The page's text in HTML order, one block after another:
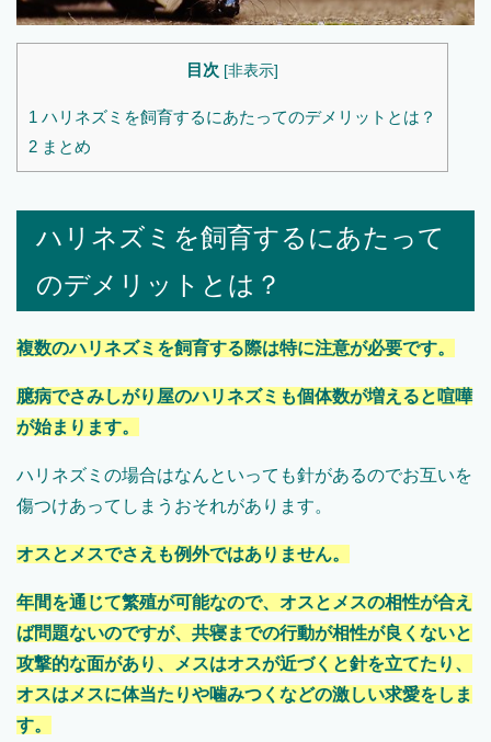
目次 [非表示]
1 ハリネズミを飼育するにあたってのデメリットとは？
2 まとめ
ハリネズミを飼育するにあたって
のデメリットとは？
複数のハリネズミを飼育する際は特に注意が必要です。
臆病でさみしがり屋のハリネズミも個体数が増えると喧嘩
が始まります。
ハリネズミの場合はなんといっても針があるのでお互いを
傷つけあってしまうおそれがあります。
オスとメスでさえも例外ではありません。
年間を通じて繁殖が可能なので、オスとメスの相性が合え
ば問題ないのですが、共寝までの行動が相性が良くないと
攻撃的な面があり、メスはオスが近づくと針を立てたり、
オスはメスに体当たりや噛みつくなどの激しい求愛をしま
す。